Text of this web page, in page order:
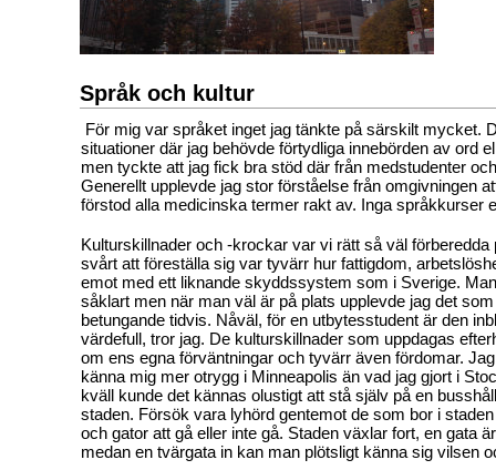
Språk och kultur
För mig var språket inget jag tänkte på särskilt mycket.
situationer där jag behövde förtydliga innebörden av ord
men tyckte att jag fick bra stöd där från medstudenter
Generellt upplevde jag stor förståelse från omgivningen
förstod alla medicinska termer rakt av. Inga språkkurser
Kulturskillnader och -krockar var vi rätt så väl förberedda
svårt att föreställa sig var tyvärr hur fattigdom,
emot med ett liknande skyddssystem som i Sverige.
såklart men när man väl är på plats upplevde jag det
betungande tidvis. Nåväl, för en utbytesstudent är den
värdefull, tror jag. De kulturskillnader som uppdagas
om ens egna förväntningar och tyvärr även fördomar.
känna mig mer otrygg i Minneapolis än vad jag gjort i
kväll kunde det kännas olustigt att stå själv på en
staden. Försök vara lyhörd gentemot de som bor i
och gator att gå eller inte gå. Staden växlar fort, en gata
medan en tvärgata in kan man plötsligt känna sig vilsen